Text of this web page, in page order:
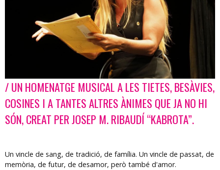
Diapositiva 1 de 1
/ UN HOMENATGE MUSICAL A LES TIETES, BESÀVIES,
COSINES I A TANTES ALTRES ÀNIMES QUE JA NO HI
SÓN, CREAT PER JOSEP M. RIBAUDÍ “KABROTA”.
Un vincle de sang, de tradició, de família. Un vincle de passat, de
memòria, de futur, de desamor, però també d'amor.